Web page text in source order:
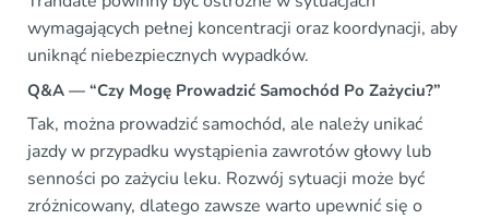
wymagających pełnej koncentracji oraz koordynacji, aby
uniknąć niebezpiecznych wypadków.
Q&A — “Czy Mogę Prowadzić Samochód Po Zażyciu?”
Tak, można prowadzić samochód, ale należy unikać
jazdy w przypadku wystąpienia zawrotów głowy lub
senności po zażyciu leku. Rozwój sytuacji może być
zróżnicowany, dlatego zawsze warto upewnić się o